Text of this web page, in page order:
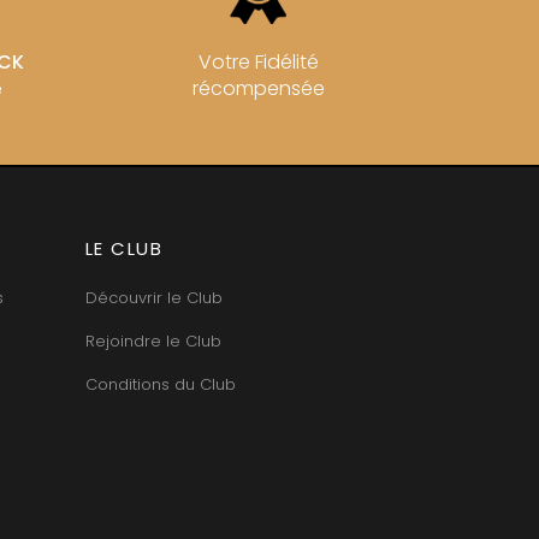
Votre Fidélité
récompensée
LE CLUB
Découvrir le Club
Rejoindre le Club
Conditions du Club